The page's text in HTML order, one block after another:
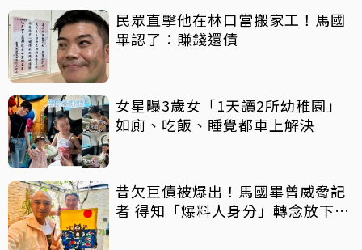
民眾直擊他在林口當搬家工！馬國
畢認了：賺錢還債
女星曝3歲女「1天讀2所幼稚園」
如廁、吃飯、睡覺都車上解決
昔欠巨債被爆出！馬國畢曾威脅記
者 得知「爆料人身分」轉念放下面